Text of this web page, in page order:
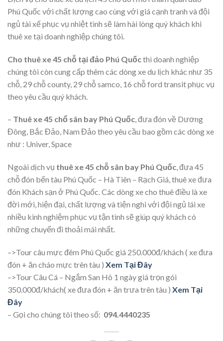
Phú Quốc với chất lượng cao cùng với giá cạnh tranh và đội
ngủ tài xế phục vụ nhiệt tình sẽ làm hài lòng quý khách khi
thuê xe tại doanh nghiệp chúng tôi.
Cho thuê xe 45 chỗ tại đảo Phú Quốcthì doanh nghiệp
chúng tôi còn cung cấp thêm các dòng xe du lịch khác như 35
chỗ, 29 chỗ county, 29 chỗ samco, 16 chỗ ford transit phục vụ
theo yêu cầu quý khách.
– Thuê xe 45 chổ sân bay Phú Quốc, đưa đón về Dương
Đông, Bắc Đảo, Nam Đảo theo yêu cầu bao gồm các dòng xe
như : Univer, Space
Ngoài dịch vụ thuê xe 45 chỗ sân bay Phú Quốc, đưa 45
chỗ đón bến tàu Phú Quốc – Hà Tiên – Rạch Giá, thuê xe đưa
đón Khách sạn ở Phú Quốc. Các dòng xe cho thuê điều là xe
đời mới, hiện đại, chất lượng và tiện nghi với đội ngủ lái xe
nhiều kinh nghiệm phục vụ tận tình sẽ giúp quý khách có
những chuyến đi thoải mái nhất.
–>Tour câu mực đêm Phú Quốc giá 250.000đ/khách ( xe đưa
đón + ăn cháo mực trên tàu ) Xem Tại Đây
–>Tour Câu Cá – Ngắm San Hô 1 ngày giá trọn gói
350.000đ/khách( xe đưa đón + ăn trưa trên tàu ) Xem Tại
Đây
– Gọi cho chúng tôi theo số: 094.4440235